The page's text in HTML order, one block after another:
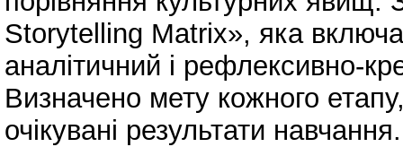
Storytelling Matrix», яка
аналітичний і рефлексивно-
Визначено мету кожного
очікувані результати навчання.